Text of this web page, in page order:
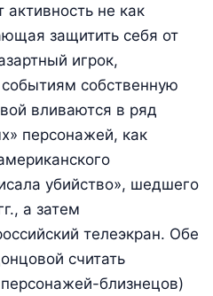
активность не как
защитить себя от
игрок,
собственную
вливаются в ряд
персонажей, как
убийство», шедшего
а затем
телеэкран. Обе
считать
близнецов)